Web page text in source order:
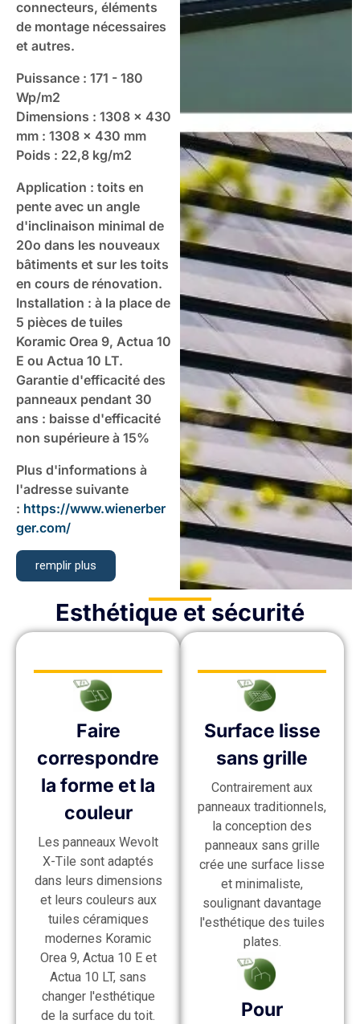
connecteurs, éléments
de montage nécessaires
et autres.
Puissance : 171 - 180
Wp/m2
Dimensions : 1308 x 430
mm : 1308 x 430 mm
Poids : 22,8 kg/m2
Application : toits en
pente avec un angle
d'inclinaison minimal de
20o dans les nouveaux
bâtiments et sur les toits
en cours de rénovation.
Installation : à la place de
5 pièces de tuiles
Koramic Orea 9, Actua 10
E ou Actua 10 LT.
Garantie d'efficacité des
panneaux pendant 30
ans : baisse d'efficacité
non supérieure à 15%
Plus d'informations à
l'adresse suivante
: https://www.wienerber
ger.com/
remplir plus
Esthétique et sécurité
Faire
correspondre
la forme et la
couleur
Les panneaux Wevolt
X-Tile sont adaptés
dans leurs dimensions
et leurs couleurs aux
tuiles céramiques
modernes Koramic
Orea 9, Actua 10 E et
Actua 10 LT, sans
changer l'esthétique
de la surface du toit.
Surface lisse
sans grille
Contrairement aux
panneaux traditionnels,
la conception des
panneaux sans grille
crée une surface lisse
et minimaliste,
soulignant davantage
l'esthétique des tuiles
plates.
Pour